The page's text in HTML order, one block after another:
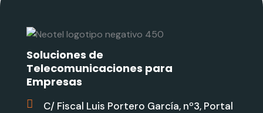
Soluciones de
Telecomunicaciones para
Empresas
C/ Fiscal Luis Portero García, nº3, Portal